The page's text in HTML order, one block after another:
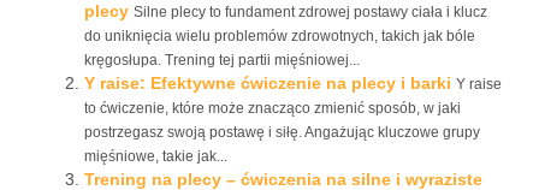
plecy Silne plecy to fundament zdrowej postawy ciała i klucz
do uniknięcia wielu problemów zdrowotnych, takich jak bóle
kręgosłupa. Trening tej partii mięśniowej...
Y raise: Efektywne ćwiczenie na plecy i barki Y raise
to ćwiczenie, które może znacząco zmienić sposób, w jaki
postrzegasz swoją postawę i siłę. Angażując kluczowe grupy
mięśniowe, takie jak...
Trening na plecy – ćwiczenia na silne i wyraziste